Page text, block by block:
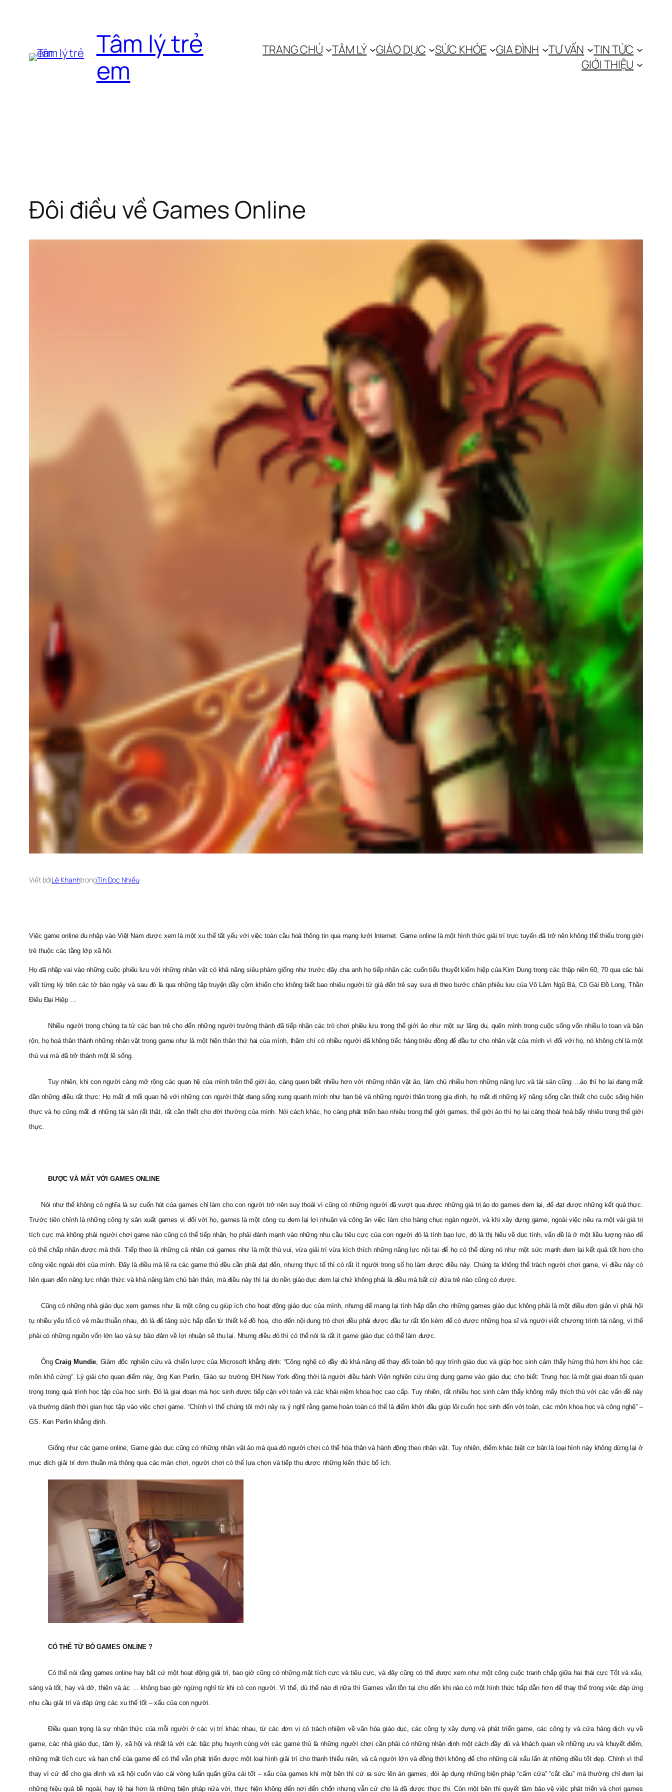
Tâm lý trẻ
em
TRANG CHỦ TÂM LÝ GIÁO DỤC SỨC KHỎE GIA ĐÌNH TƯ VẤN
TIN TỨC
GIỚI THIỆU
Đôi điều về Games Online
Viết bởiLê KhanhtrongTin Đọc Nhiều
Việc game online du nhập vào Việt Nam được xem là một xu thế tất yếu với việc toàn cầu hoá thông tin qua mạng lưới Internet. Game online là một hình thức giải trí trực tuyến đã trở nên không thể thiếu trong giới
trẻ thuộc các tầng lớp xã hội.
Họ đã nhập vai vào những cuộc phiêu lưu với những nhân vật có khả năng siêu phàm giống như trước đây cha anh họ tiếp nhận các cuốn tiểu thuyết kiếm hiệp của Kim Dung trong các thập niên 60, 70 qua các bài
viết từng kỳ trên các tờ báo ngày và sau đó là qua những tập truyện dầy cộm khiến cho không biết bao nhiêu người từ già đến trẻ say sưa đi theo bước chân phiêu lưu của Võ Lâm Ngũ Bá, Cô Gái Đồ Long, Thần
Điêu Đại Hiệp …
Nhiều người trong chúng ta từ các bạn trẻ cho đến những người trưởng thành đã tiếp nhận các trò chơi phiêu lưu trong thế giới ảo như một sự lãng du, quên mình trong cuộc sống vốn nhiều lo toan và bận
rộn, họ hoá thân thành những nhân vật trong game như là một hiện thân thứ hai của mình, thậm chí có nhiều người đã không tiếc hàng triệu đồng để đầu tư cho nhân vật của mình vì đối với họ, nó không chỉ là một
thú vui mà đã trở thành một lẽ sống.
Tuy nhiên, khi con người càng mở rộng các quan hệ của mình trên thế giới ảo, càng quen biết nhiều hơn với những nhân vật ảo, làm chủ nhiều hơn những năng lực và tài sản cũng …ảo thì họ lại đang mất
dần những điều rất thực: Họ mất đi mối quan hệ với những con người thật đang sống xung quanh mình như bạn bè và những người thân trong gia đình, họ mất đi những kỹ năng sống cần thiết cho cuộc sống hiện
thực và họ cũng mất đi những tài sản rất thật, rất cần thiết cho đời thường của mình. Nói cách khác, họ càng phát triển bao nhiêu trong thế giới games, thế giới ảo thì họ lại càng thoái hoá bấy nhiêu trong thế giới
thực.
ĐƯỢC VÀ MẤT VỚI GAMES ONLINE
Nói như thế không có nghĩa là sự cuốn hút của games chỉ làm cho con người trở nên suy thoái vì cũng có những người đã vượt qua được những giá trị ảo do games đem lại, để đạt được những kết quả thực.
Trước tiên chính là những công ty sản xuất games vì đối với họ, games là một công cụ đem lại lợi nhuận và công ăn việc làm cho hàng chục ngàn người, và khi xây dựng game, ngoài việc nêu ra một vài giá trị
tích cực mà không phải người chơi game nào cũng có thể tiếp nhận, họ phải đánh mạnh vào những nhu cầu tiêu cực của con người đó là tính bạo lực, đó là thị hiếu về dục tính, vấn đề là ở một liều lượng nào để
có thể chấp nhận được mà thôi. Tiếp theo là những cá nhân coi games như là một thú vui, vừa giải trí vừa kích thích những năng lực nội tại để họ có thể dùng nó như một sức mạnh đem lại kết quả tốt hơn cho
công việc ngoài đời của mình. Đây là điều mà lẽ ra các game thủ đều cần phải đạt đến, nhưng thực tế thì có rất ít người trong số họ làm được điều này. Chúng ta không thể trách người chơi game, vì điều này có
liên quan đến năng lực nhận thức và khả năng làm chủ bản thân, mà điều này thì lại do nền giáo dục đem lại chứ không phải là điều mà bất cứ đứa trẻ nào cũng có được.
Cũng có những nhà giáo dục xem games như là một công cụ giúp ích cho hoạt động giáo dục của mình, nhưng để mang lại tính hấp dẫn cho những games giáo dục không phải là một điều đơn giản vì phải hội
tụ nhiều yếu tố có vẻ mâu thuẫn nhau, đó là để tăng sức hấp dẫn từ thiết kế đồ họa, cho đến nội dung trò chơi đều phải được đầu tư rất tốn kém để có được những họa sĩ và người viết chương trình tài năng, vì thế
phải có những nguồn vốn lớn lao và sự bảo đảm về lợi nhuận sẽ thu lại. Nhưng điều đó thì có thể nói là rất ít game giáo dục có thể làm được.
ÔngCraig Mundie , Giám đốc nghiên cứu và chiến lược của Microsoft khẳng định: “Công nghệ có đầy đủ khả năng để thay đổi toàn bộ quy trình giáo dục và giúp học sinh cảm thấy hứng thú hơn khi học các
môn khô cứng”. Lý giải cho quan điểm này, ông Ken Perlin, Giáo sư trường ĐH New York đồng thời là người điều hành Viện nghiên cứu ứng dụng game vào giáo dục cho biết: Trung học là một giai đoạn tối quan
trọng trong quá trình học tập của học sinh. Đó là giai đoạn mà học sinh được tiếp cận với toán và các khái niệm khoa học cao cấp. Tuy nhiên, rất nhiều học sinh cảm thấy không mấy thích thú với các vấn đề này
và thường dành thời gian học tập vào việc chơi game. “Chính vì thế chúng tôi mới nảy ra ý nghĩ rằng game hoàn toàn có thể là điểm khởi đầu giúp lôi cuốn học sinh đến với toán, các môn khoa học và công nghệ” –
GS. Ken Perlin khẳng định.
Giống như các game online, Game giáo dục cũng có những nhân vật ảo mà qua đó người chơi có thể hóa thân và hành động theo nhân vật. Tuy nhiên, điểm khác biệt cơ bản là loại hình này không dừng lại ở
mục đích giải trí đơn thuần mà thông qua các màn chơi, người chơi có thể lựa chọn và tiếp thu được những kiến thức bổ ích.
CÓ THỂ TỪ BỎ GAMES ONLINE ?
Có thể nói rằng games online hay bất cứ một hoạt động giải trí, bao giờ cũng có những mặt tích cực và tiêu cực, và đây cũng có thể được xem như một công cuộc tranh chấp giữa hai thái cực Tốt và xấu,
sáng và tốt, hay và dở, thiện và ác … không bao giờ ngừng nghỉ từ khi có con người. Vì thế, dù thế nào đi nữa thì Games vẫn tồn tại cho đến khi nào có một hình thức hấp dẫn hơn để thay thế trong việc đáp ứng
nhu cầu giải trí và đáp ứng các xu thế tốt – xấu của con người.
Điều quan trọng là sự nhận thức của mỗi người ở các vị trí khác nhau, từ các đơn vị có trách nhiệm về văn hóa giáo dục, các công ty xây dựng và phát triển game, các công ty và cửa hàng dịch vụ về
game, các nhà giáo dục, tâm lý, xã hội và nhất là với các bậc phụ huynh cùng với các game thủ là những người chơi cần phải có những nhận định một cách đầy đủ và khách quan về những ưu và khuyết điểm,
những mặt tích cực và hạn chế của game để có thể vẫn phát triển được một loại hình giải trí cho thanh thiếu niên, và cả người lớn và đồng thời không để cho những cái xấu lấn át những điều tốt đẹp. Chính vì thế
thay vì cứ để cho gia đình và xã hội cuốn vào cái vòng luẩn quẩn giữa cái tốt – xấu của games khi một bên thì cứ ra sức lên án games, đòi áp dụng những biện pháp “cấm cửa” “cắt cầu” mà thường chỉ đem lại
những hiệu quả bề ngoài, hay tệ hại hơn là những biện pháp nửa vời, thực hiện không đến nơi đến chốn nhưng vẫn cứ cho là đã được thực thi. Còn một bên thì quyết tâm bảo vệ việc phát triển và chơi games